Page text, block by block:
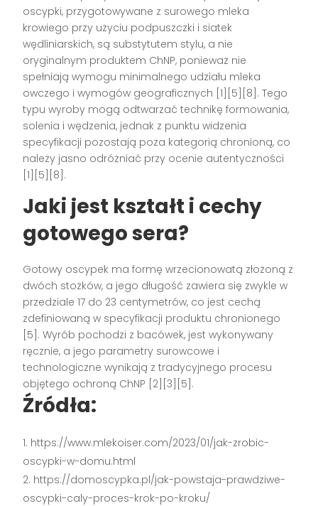
oscypki, przygotowywane z surowego mleka
krowiego przy użyciu podpuszczki i siatek
wędliniarskich, są substytutem stylu, a nie
oryginalnym produktem ChNP, ponieważ nie
spełniają wymogu minimalnego udziału mleka
owczego i wymogów geograficznych [1][5][8]. Tego
typu wyroby mogą odtwarzać technikę formowania,
solenia i wędzenia, jednak z punktu widzenia
specyfikacji pozostają poza kategorią chronioną, co
należy jasno odróżniać przy ocenie autentyczności
[1][5][8].
Jaki jest kształt i cechy
gotowego sera?
Gotowy oscypek ma formę wrzecionowatą złożoną z
dwóch stożków, a jego długość zawiera się zwykle w
przedziale 17 do 23 centymetrów, co jest cechą
zdefiniowaną w specyfikacji produktu chronionego
[5]. Wyrób pochodzi z bacówek, jest wykonywany
ręcznie, a jego parametry surowcowe i
technologiczne wynikają z tradycyjnego procesu
objętego ochroną ChNP [2][3][5].
Źródła:
https://www.mlekoiser.com/2023/01/jak-zrobic-
oscypki-w-domu.html
https://domoscypka.pl/jak-powstaja-prawdziwe-
oscypki-caly-proces-krok-po-kroku/